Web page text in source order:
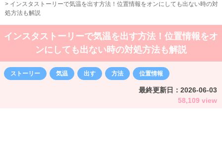
> インスタストーリーで気温を出す方法！位置情報をオンにしても出ない時の対
処方法も解説
インスタストーリーで気温を出す方法！位置情報をオ
ンにしても出ない時の対処方法も解説
ストーリー 気温 出す 方法 位置情報
最終更新日： 2026-06-03
58,109 view